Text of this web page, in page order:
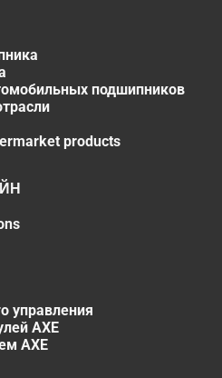
подшипников
products
управления
AXE
AXE